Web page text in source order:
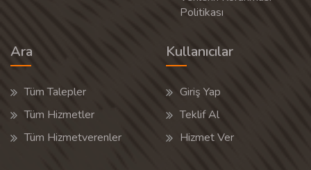
Politikası
Ara
Tüm Talepler
Tüm Hizmetler
Tüm Hizmetverenler
Kullanıcılar
Giriş Yap
Teklif Al
Hizmet Ver